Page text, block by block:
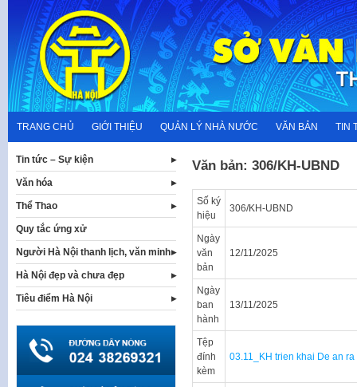
content
TRANG CHỦ GIỚI THIỆU QUẢN LÝ NHÀ NƯỚC VĂN BẢN TIN
Văn bản: 306/KH-UBND
Số ký
hiệu
306/KH-UBND
Ngày
văn
bản
12/11/2025
Ngày
ban
hành
13/11/2025
Tệp
đính
kèm
03.11_KH trien khai De an
Tin tức – Sự kiện
Văn hóa
Thể Thao
Quy tắc ứng xử
Người Hà Nội thanh lịch, văn minh
Hà Nội đẹp và chưa đẹp
Tiêu điểm Hà Nội